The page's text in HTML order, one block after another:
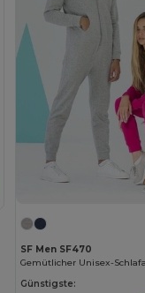
SF Men SF470
Günstigste: